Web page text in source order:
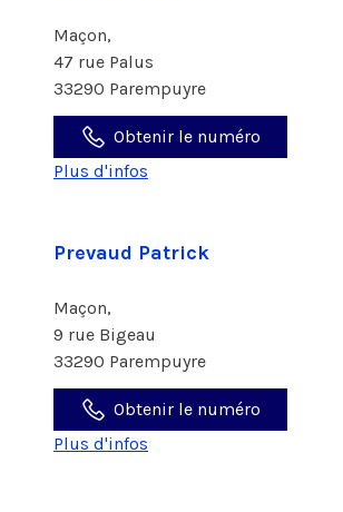
Maçon,
47 rue Palus
33290 Parempuyre
Obtenir le numéro
Plus d'infos
Prevaud Patrick
Maçon,
9 rue Bigeau
33290 Parempuyre
Obtenir le numéro
Plus d'infos